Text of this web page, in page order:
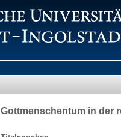
Gottmenschentum in der